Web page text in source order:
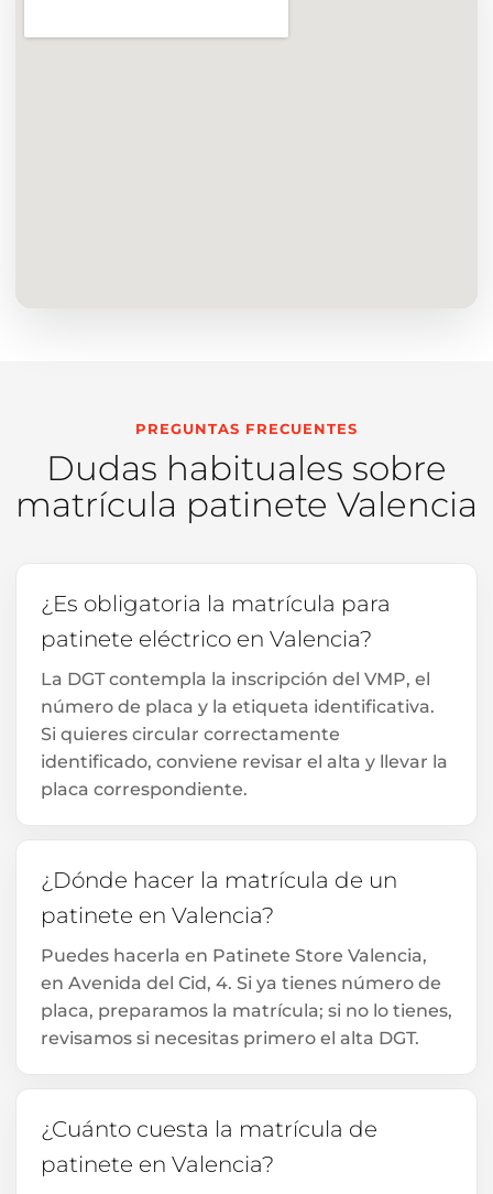
PREGUNTAS FRECUENTES
Dudas habituales sobre
matrícula patinete Valencia
¿Es obligatoria la matrícula para
patinete eléctrico en Valencia?
La DGT contempla la inscripción del VMP, el
número de placa y la etiqueta identificativa.
Si quieres circular correctamente
identificado, conviene revisar el alta y llevar la
placa correspondiente.
¿Dónde hacer la matrícula de un
patinete en Valencia?
Puedes hacerla en Patinete Store Valencia,
en Avenida del Cid, 4. Si ya tienes número de
placa, preparamos la matrícula; si no lo tienes,
revisamos si necesitas primero el alta DGT.
¿Cuánto cuesta la matrícula de
patinete en Valencia?